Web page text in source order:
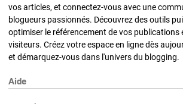
vos articles, et connectez-vous avec une
blogueurs passionnés. Découvrez des outils
optimiser le référencement de vos publications
visiteurs. Créez votre espace en ligne dès
et démarquez-vous dans l'univers du blogging.
Aide